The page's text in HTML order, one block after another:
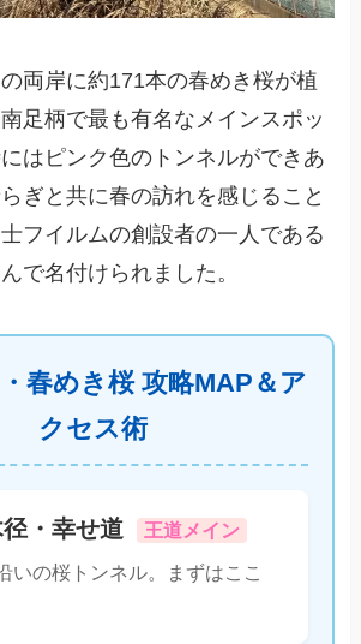
両岸に約171本の春めき桜が植
足柄で最も有名なメインスポッ
はピンク色のトンネルができあ
ぎと共に春の訪れを感じること
フイルムの創設者の一人である
で名付けられました。
春めき桜 攻略MAP＆ア
クセス術
・幸せ道 王道メイン
いの桜トンネル。まずはここ